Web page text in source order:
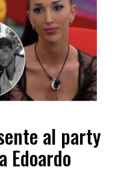
al party
Edoardo